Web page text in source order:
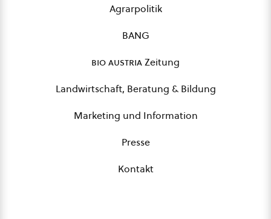
Agrarpolitik
BANG
bio austriaZeitung
Landwirtschaft, Beratung & Bildung
Marketing und Information
Presse
Kontakt